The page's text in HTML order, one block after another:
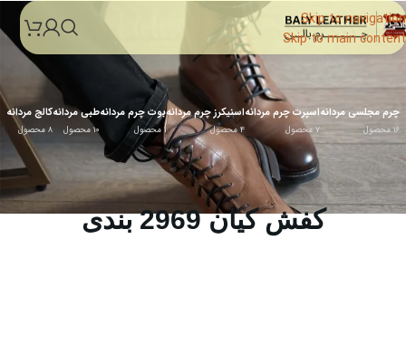
Skip to navigation
Skip to main content
چرم مجلسی مردانه
16 محصول
اسپرت چرم مردانه
7 محصول
اسنیکرز چرم مردانه
4 محصول
بوت چرم مردانه
1 محصول
طبی مردانه
10 محصول
کالج مردانه
8 محصول
کفش کیان 2969 بندی